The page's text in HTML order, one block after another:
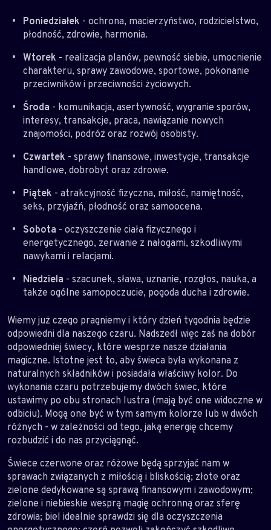
Poniedziałek - ochrona, macierzyństwo, rodzicielstwo,
płodność, zdrowie, harmonia.
Wtorek - realizacja planów, pewność siebie, umocnienie
charakteru, sprawy zawodowe, sportowe, pokonanie
przeciwników i przeciwności życiowych.
Środa - komunikacja, asertywność, wygranie sporów,
interesy, transakcje, praca, nawiązanie nowych
znajomości, podróż oraz rozwój osobisty.
Czwartek - sprawy finansowe, inwestycje, transakcje
handlowe, dobrobyt oraz zdrowie.
Piątek - atrakcyjność fizyczna, miłość, namiętność,
seks, przyjaźń, płodność oraz samoocena.
Sobota - oczyszczenie ciała fizycznego i
energetycznego, zerwanie z nałogami, szkodliwymi
nawykami i relacjami.
Niedziela - szacunek, sława, uznanie, rozgłos, nauka, a
także ogólne samopoczucie, pogoda ducha i zdrowie.
Wiemy już czego pragniemy i który dzień tygodnia będzie
odpowiedni dla naszego czaru. Nadszedł więc zaś na dobór
odpowiedniej świecy, które wesprze nasze działania
magiczne. Istotne jest to, aby świeca była wykonana z
naturalnych składników i posiadała właściwy kolor. Do
wykonania czaru potrzebujemy dwóch świec, które
ustawimy po obu stronach lustra (mają być one widoczne w
odbiciu). Mogą one być w tym samym kolorze lub w dwóch
różnych - w zależności od tego, jaką energię chcemy
rozbudzić i do nas przyciągnąć.
Świece czerwone oraz różowe będą sprzyjać nam w
sprawach związanych z miłością i bliskością; złote oraz
zielone dedykowane są sprawą finansowym i zawodowym;
zielone i niebieskie wesprą magię ochronną oraz sferę
zdrowia; biel idealnie sprawdzi się dla oczyszczenia